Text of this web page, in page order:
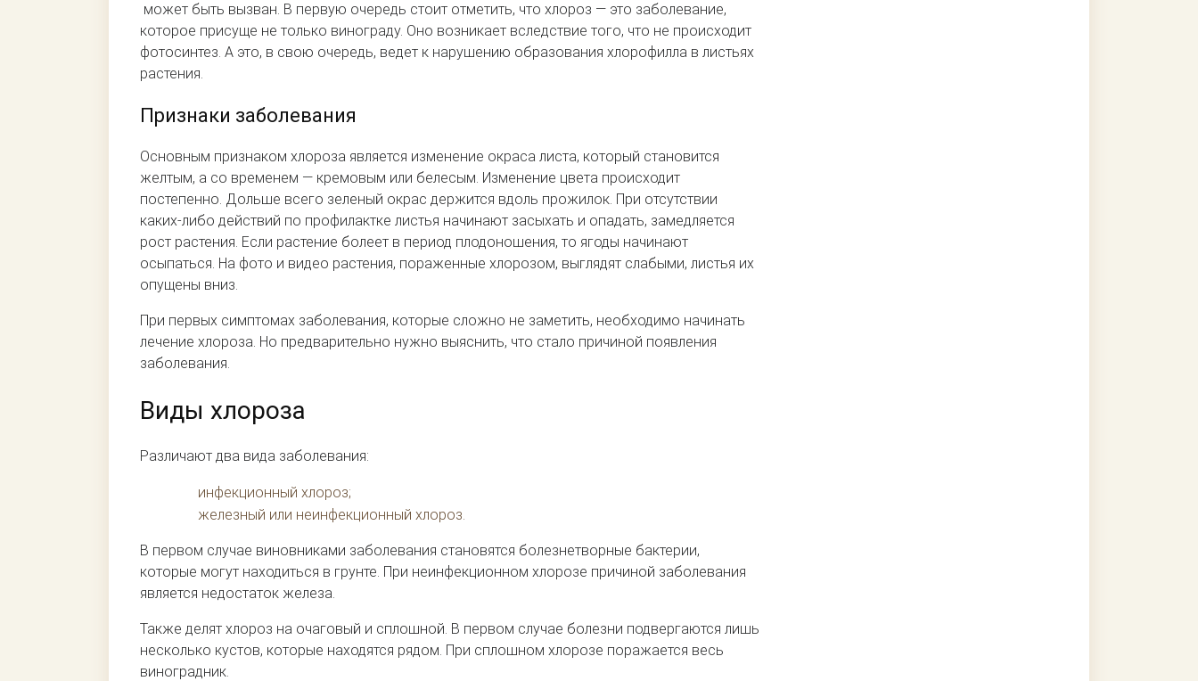
может быть вызван. В первую очередь стоит отметить, что хлороз — это заболевание,
которое присуще не только винограду. Оно возникает вследствие того, что не происходит
фотосинтез. А это, в свою очередь, ведет к нарушению образования хлорофилла в листьях
растения.
Признаки заболевания
Основным признаком хлороза является изменение окраса листа, который становится
желтым, а со временем — кремовым или белесым. Изменение цвета происходит
постепенно. Дольше всего зеленый окрас держится вдоль прожилок. При отсутствии
каких-либо действий по профилактке листья начинают засыхать и опадать, замедляется
рост растения. Если растение болеет в период плодоношения, то ягоды начинают
осыпаться. На фото и видео растения, пораженные хлорозом, выглядят слабыми, листья их
опущены вниз.
При первых симптомах заболевания, которые сложно не заметить, необходимо начинать
лечение хлороза. Но предварительно нужно выяснить, что стало причиной появления
заболевания.
Виды хлороза
Различают два вида заболевания:
инфекционный хлороз;
железный или неинфекционный хлороз.
В первом случае виновниками заболевания становятся болезнетворные бактерии,
которые могут находиться в грунте. При неинфекционном хлорозе причиной заболевания
является недостаток железа.
Также делят хлороз на очаговый и сплошной. В первом случае болезни подвергаются лишь
несколько кустов, которые находятся рядом. При сплошном хлорозе поражается весь
виноградник.